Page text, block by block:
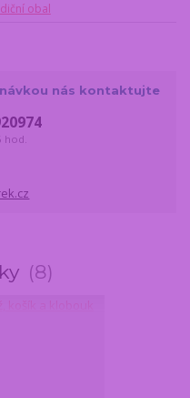
obal
nás kontaktujte
hod.
8